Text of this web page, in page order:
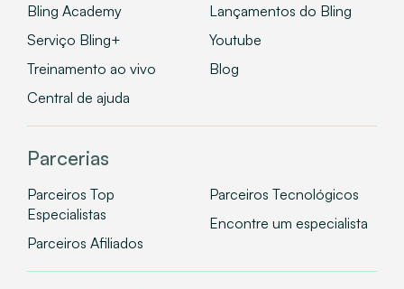
Bling Academy
Serviço Bling+
Treinamento ao vivo
Central de ajuda
Lançamentos do Bling
Youtube
Blog
Parcerias
Parceiros Top
Especialistas
Parceiros Afiliados
Parceiros Tecnológicos
Encontre um especialista